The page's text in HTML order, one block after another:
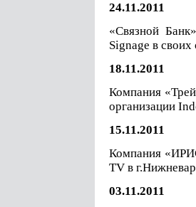
24.11.2011
«Связной
Signage в своих
18.11.2011
Компания
организации
15.11.2011
Компания
TV в
03.11.2011